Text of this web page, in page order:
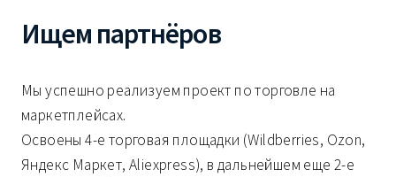
Ищем партнёров
Мы успешно реализуем проект по торговле на
маркетплейсах.
Освоены 4-е торговая площадки (Wildberries, Ozon,
Яндекс Маркет, Аliexpress), в дальнейшем еще 2-е